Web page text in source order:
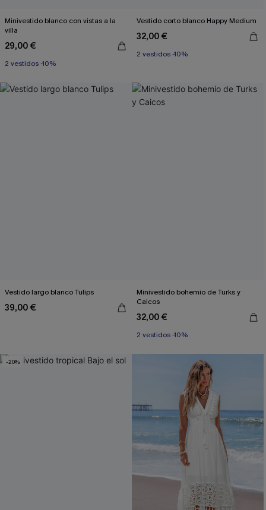
Minivestido blanco con vistas a la
villa
29,00 €
2 vestidos -10%
Vestido corto blanco Happy Medium
32,00 €
2 vestidos -10%
Vestido largo blanco Tulips
39,00 €
Minivestido bohemio de Turks y
Caicos
32,00 €
2 vestidos -10%
-20%